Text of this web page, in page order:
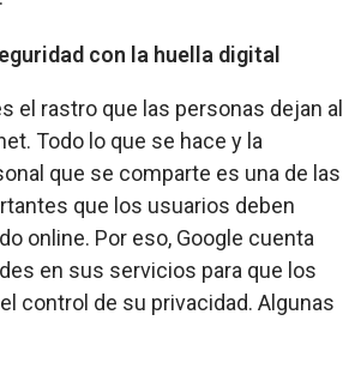
con la huella digital
el rastro que las personas dejan al
Todo lo que se hace y la
que se comparte es una de las
que los usuarios deben
online. Por eso, Google cuenta
en sus servicios para que los
control de su privacidad. Algunas